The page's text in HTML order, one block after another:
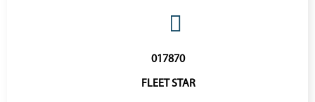
017870
FLEET STAR